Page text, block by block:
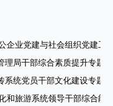
题培训示
企业党建与社会组织党建工
理局干部综合素质提升专题
系统党员干部文化建设专题
和旅游系统领导干部综合能